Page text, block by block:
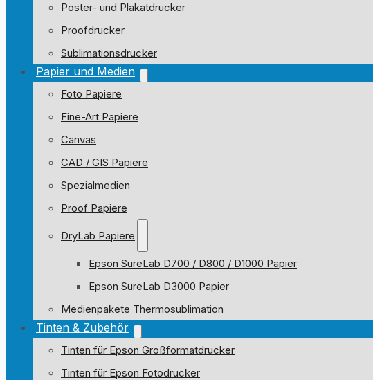
Poster- und Plakatdrucker
Proofdrucker
Sublimationsdrucker
Papier und Medien
Foto Papiere
Fine-Art Papiere
Canvas
CAD / GIS Papiere
Spezialmedien
Proof Papiere
DryLab Papiere
Epson SureLab D700 / D800 / D1000 Papier
Epson SureLab D3000 Papier
Medienpakete Thermosublimation
Tinten & Zubehör
Tinten für Epson Großformatdrucker
Tinten für Epson Fotodrucker